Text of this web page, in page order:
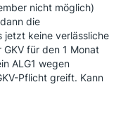
nicht möglich)
die
jetzt keine verlässliche
für den 1 Monat
ALG1 wegen
Pflicht greift. Kann